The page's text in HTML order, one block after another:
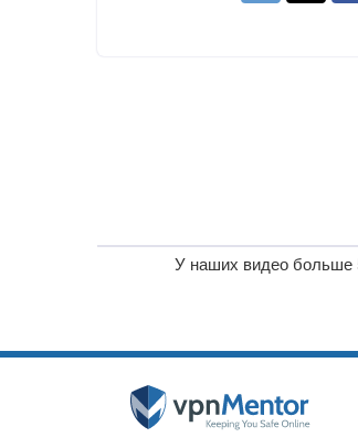
У наших видео больше